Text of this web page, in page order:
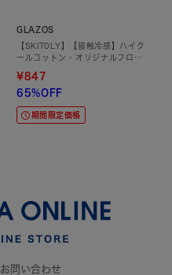
GLAZOS
【SKIT0LY】【接触冷感】ハイク
ールコットン・オリジナルフロン
¥847
65%OFF
期間限定価格
お問い合わせ